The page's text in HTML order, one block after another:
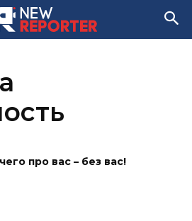
про вас – без вас!